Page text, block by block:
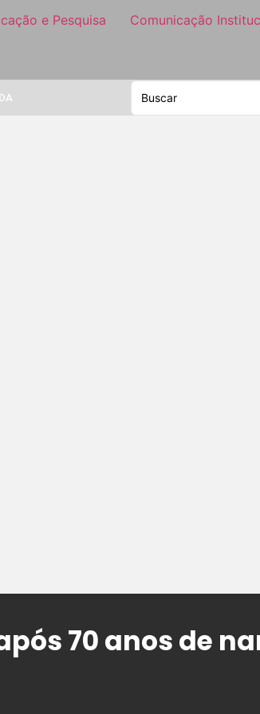
e Pesquisa Comunicação
70 anos de